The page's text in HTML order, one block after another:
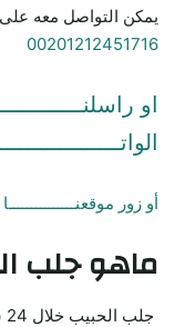
يمكن التواصل معه
00201212451716
او
أو زور
ماهو جلب